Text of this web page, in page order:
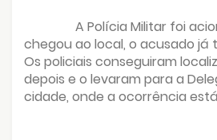
A Polícia Militar foi
chegou ao local, o acusado já
Os policiais conseguiram
depois e o levaram para a
cidade, onde a ocorrência